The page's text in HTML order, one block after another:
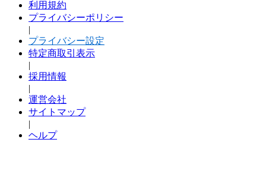
利用規約
プライバシーポリシー
|
プライバシー設定
特定商取引表示
|
採用情報
|
運営会社
サイトマップ
|
ヘルプ